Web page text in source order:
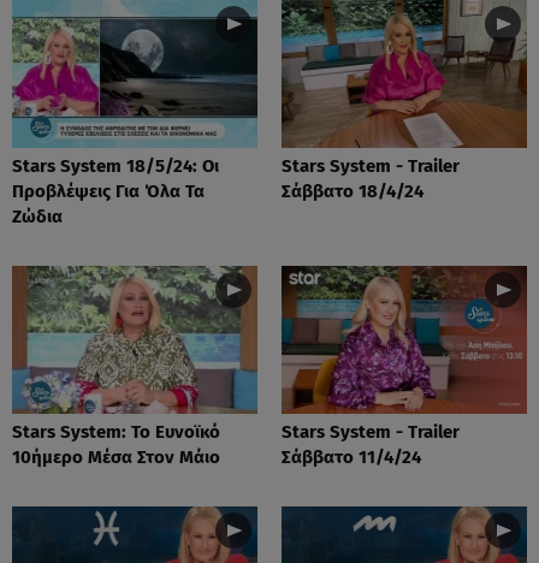
Stars System 18/5/24: Οι
Προβλέψεις Για Όλα Τα
Ζώδια
Stars System - Trailer
Σάββατο 18/4/24
Stars System: Το Ευνοϊκό
10ήμερο Μέσα Στον Μάιο
Stars System - Trailer
Σάββατο 11/4/24